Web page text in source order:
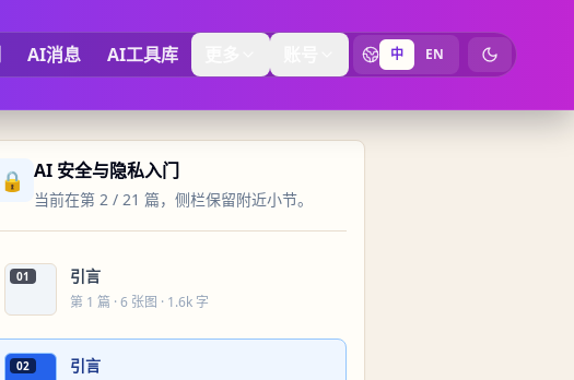
AI消息 AI工具库 中 EN 切换为暗黑
🔒 AI 安全与隐私入门
当前在第 2 / 21 篇，侧栏保留附近小节。
01 引言
第 1 篇 · 6 张图 · 1.6k 字
02 引言